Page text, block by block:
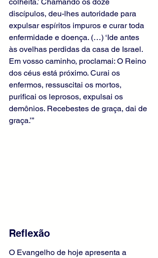
discípulos, deu-lhes autoridade para
expulsar espíritos impuros e curar toda
enfermidade e doença. (…) ‘Ide antes
às ovelhas perdidas da casa de Israel.
Em vosso caminho, proclamai: O Reino
dos céus está próximo. Curai os
enfermos, ressuscitai os mortos,
purificai os leprosos, expulsai os
demônios. Recebestes de graça, dai de
graça.’”
Reflexão
O Evangelho de hoje apresenta a